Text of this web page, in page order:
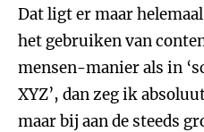
Dat ligt er maar
het gebruiken van
mensen-manier als in
XYZ’, dan zeg ik
maar bij aan de steeds